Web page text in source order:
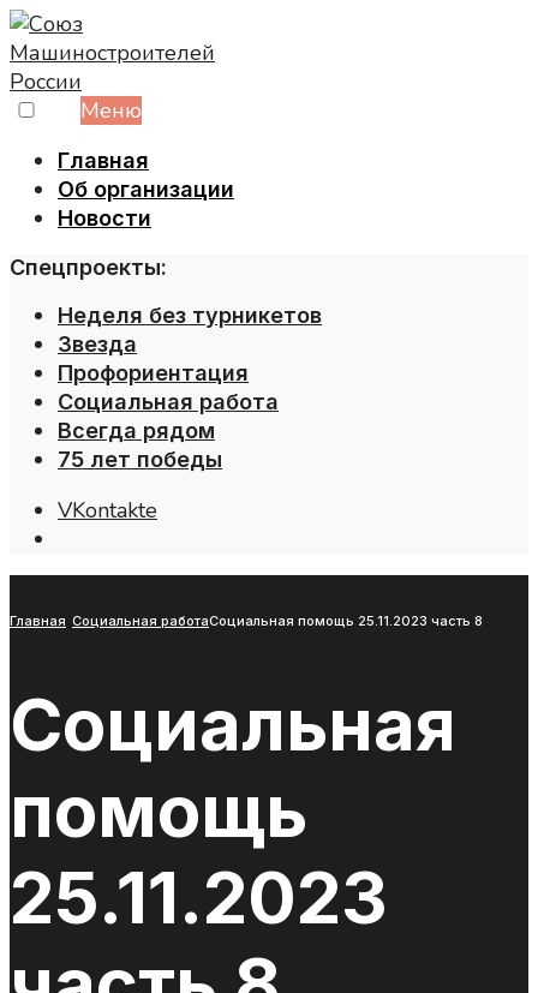
Skip
to
content
Меню
Главная
Об организации
Новости
Спецпроекты:
Неделя без турникетов
Звезда
Профориентация
Социальная работа
Всегда рядом
75 лет победы
VKontakte
Главная Социальная работаСоциальная помощь 25.11.2023 часть 8
Социальная
помощь
25.11.2023